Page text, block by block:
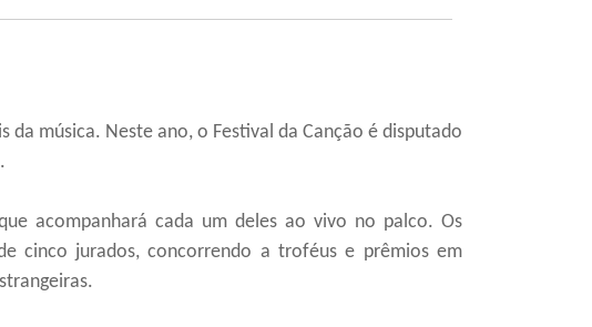
da música. Neste ano, o Festival da Canção é disputado
acompanhará cada um deles ao vivo no palco. Os
cinco jurados, concorrendo a troféus e prêmios em